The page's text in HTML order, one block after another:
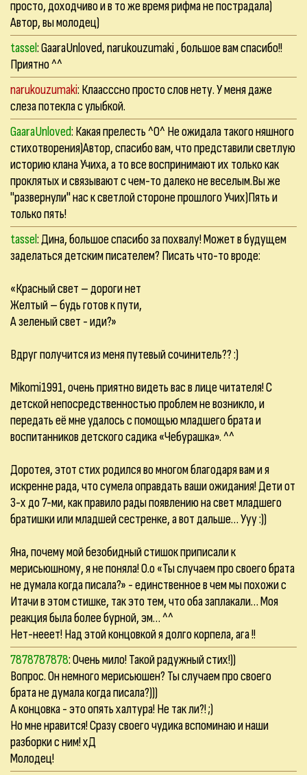
просто, доходчиво и в то же время рифма не пострадала)
Автор, вы молодец)
tassel: GaaraUnloved, narukouzumaki , большое вам спасибо!!
Приятно ^^
narukouzumaki: Клаасссно просто слов нету. У меня даже
слеза потекла с улыбкой.
GaaraUnloved: Какая прелесть ^O^ Не ожидала такого няшного
стихотворения)Автор, спасибо вам, что представили светлую
историю клана Учиха, а то все воспринимают их только как
проклятых и связывают с чем-то далеко не веселым.Вы же
"развернули" нас к светлой стороне прошлого Учих)Пять и
только пять!
tassel: Дина, большое спасибо за похвалу! Может в будущем
заделаться детским писателем? Писать что-то вроде:
«Красный свет – дороги нет
Желтый – будь готов к пути,
А зеленый свет - иди?»
Вдруг получится из меня путевый сочинитель?? :)
Mikomi1991, очень приятно видеть вас в лице читателя! С
детской непосредственностью проблем не возникло, и
передать её мне удалось с помощью младшего брата и
воспитанников детского садика «Чебурашка». ^^
Доротея, этот стих родился во многом благодаря вам и я
искренне рада, что сумела оправдать ваши ожидания! Дети от
3-х до 7-ми, как правило рады появлению на свет младшего
братишки или младшей сестренке, а вот дальше… Ууу :))
Яна, почему мой безобидный стишок приписали к
мерисьюшному, я не поняла! О.о «Ты случаем про своего брата
не думала когда писала?» - единственное в чем мы похожи с
Итачи в этом стишке, так это тем, что оба заплакали… Моя
реакция была более бурной, эм… ^^
Нет-нееет! Над этой концовкой я долго корпела, ага !!
7878787878: Очень мило! Такой радужный стих!))
Вопрос. Он немного мерисьюшен? Ты случаем про своего
брата не думала когда писала?)))
А концовка - это опять халтура! Не так ли?! ;)
Но мне нравится! Сразу своего чудика вспоминаю и наши
разборки с ним! хД
Молодец!